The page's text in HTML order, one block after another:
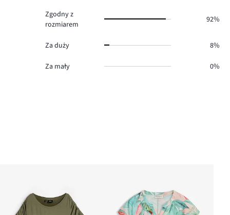
Zgodny z
rozmiarem
92%
Za duży 8%
Za mały 0%